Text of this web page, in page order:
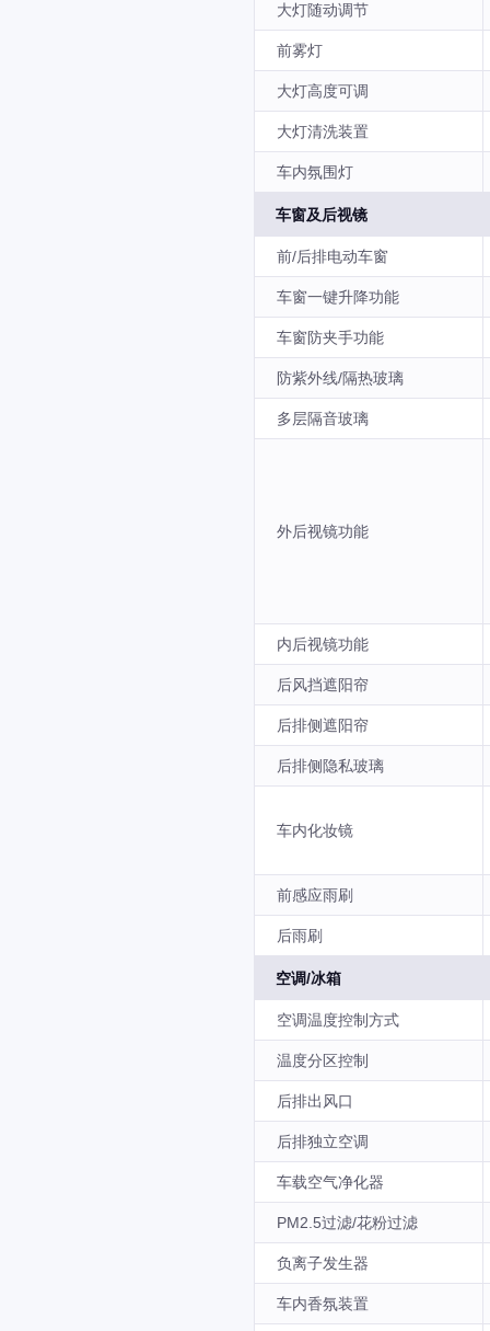
大灯随动调节
前雾灯
大灯高度可调
大灯清洗装置
车内氛围灯
车窗及后视镜
前/后排电动车窗
车窗一键升降功能
车窗防夹手功能
防紫外线/隔热玻璃
多层隔音玻璃
外后视镜功能
内后视镜功能
后风挡遮阳帘
后排侧遮阳帘
后排侧隐私玻璃
车内化妆镜
前感应雨刷
后雨刷
空调/冰箱
空调温度控制方式
温度分区控制
后排出风口
后排独立空调
车载空气净化器
PM2.5过滤/花粉过滤
负离子发生器
车内香氛装置